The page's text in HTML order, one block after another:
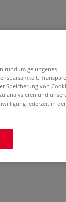
Latex
auf
einfachen und
Nicht für
rundum gelungenes
Speicherung von
analysieren und
jederzeit in